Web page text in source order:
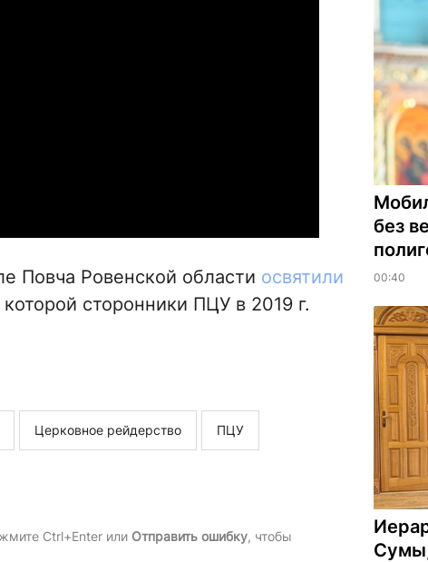
Повча Ровенской области освятили
сторонники ПЦУ в 2019 г.
Церковное рейдерство ПЦУ
Ctrl+Enter или Отправить ошибку, чтобы
без
00:40